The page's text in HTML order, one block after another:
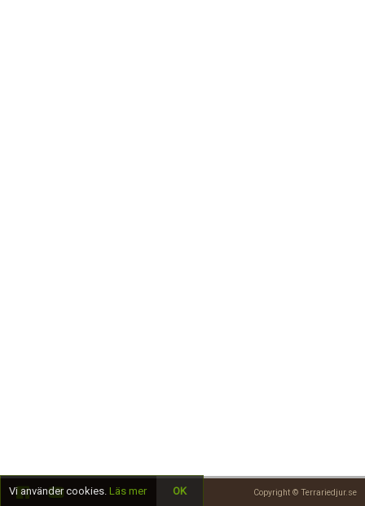
Copyright © Terrariedjur.se
Vi använder cookies. Läs mer OK